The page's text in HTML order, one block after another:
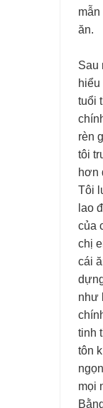
mẫn
ăn.
Sau
tuổi
rèn
tôi
hơn
Tôi
lao
của
chị
cái
như
tinh
tôn
mọi